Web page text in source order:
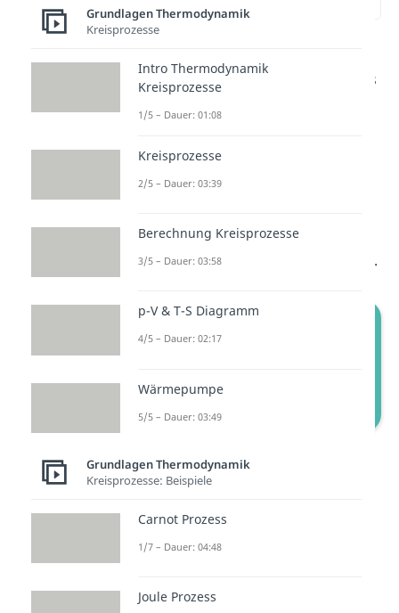
(02:07)
spontan ab, sobald
kleiner als
Wenn
größer als 0 ist,
bezeichnet man die Reaktion als
haben wir einen
Gleichgewichtszustand
vorliegen.
beurteilen kannst, ob eine
Reaktion von selbst abläuft oder
Grundlagen Thermodynamik
Kreisprozesse
Intro Thermodynamik
Kreisprozesse
1/5 – Dauer: 01:08
Kreisprozesse
2/5 – Dauer: 03:39
Berechnung Kreisprozesse
3/5 – Dauer: 03:58
p-V & T-S Diagramm
4/5 – Dauer: 02:17
Wärmepumpe
5/5 – Dauer: 03:49
Grundlagen Thermodynamik
Kreisprozesse: Beispiele
Carnot Prozess
1/7 – Dauer: 04:48
Joule Prozess